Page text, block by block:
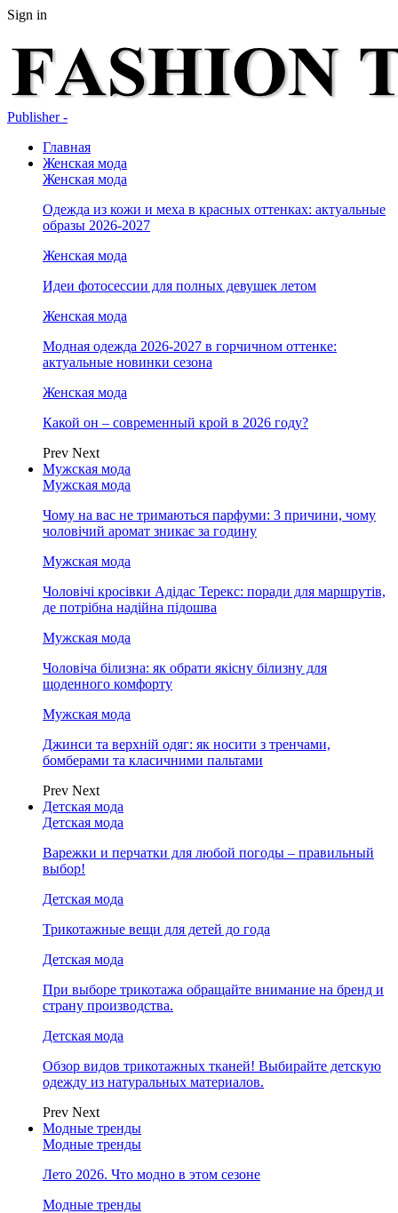
Sign in
Publisher -
Главная
Женская мода
Женская мода
Одежда из кожи и меха в красных оттенках: актуальные
образы 2026-2027
Женская мода
Идеи фотосессии для полных девушек летом
Женская мода
Модная одежда 2026-2027 в горчичном оттенке:
актуальные новинки сезона
Женская мода
Какой он – современный крой в 2026 году?
Prev Next
Мужская мода
Мужская мода
Чому на вас не тримаються парфуми: 3 причини, чому
чоловічий аромат зникає за годину
Мужская мода
Чоловічі кросівки Адідас Терекс: поради для маршрутів,
де потрібна надійна підошва
Мужская мода
Чоловіча білизна: як обрати якісну білизну для
щоденного комфорту
Мужская мода
Джинси та верхній одяг: як носити з тренчами,
бомберами та класичними пальтами
Prev Next
Детская мода
Детская мода
Варежки и перчатки для любой погоды – правильный
выбор!
Детская мода
Трикотажные вещи для детей до года
Детская мода
При выборе трикотажа обращайте внимание на бренд и
страну производства.
Детская мода
Обзор видов трикотажных тканей! Выбирайте детскую
одежду из натуральных материалов.
Prev Next
Модные тренды
Модные тренды
Лето 2026. Что модно в этом сезоне
Модные тренды